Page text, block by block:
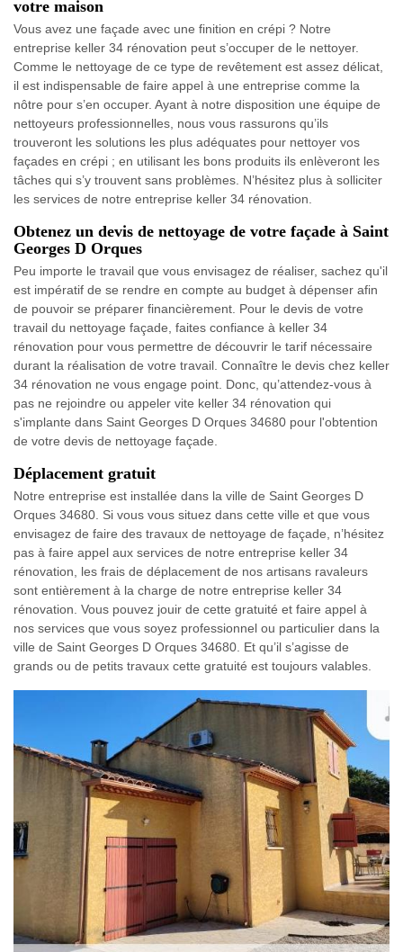
votre maison
Vous avez une façade avec une finition en crépi ? Notre
entreprise keller 34 rénovation peut s’occuper de le nettoyer.
Comme le nettoyage de ce type de revêtement est assez délicat,
il est indispensable de faire appel à une entreprise comme la
nôtre pour s’en occuper. Ayant à notre disposition une équipe de
nettoyeurs professionnelles, nous vous rassurons qu’ils
trouveront les solutions les plus adéquates pour nettoyer vos
façades en crépi ; en utilisant les bons produits ils enlèveront les
tâches qui s’y trouvent sans problèmes. N’hésitez plus à solliciter
les services de notre entreprise keller 34 rénovation.
Obtenez un devis de nettoyage de votre façade à Saint
Georges D Orques
Peu importe le travail que vous envisagez de réaliser, sachez qu'il
est impératif de se rendre en compte au budget à dépenser afin
de pouvoir se préparer financièrement. Pour le devis de votre
travail du nettoyage façade, faites confiance à keller 34
rénovation pour vous permettre de découvrir le tarif nécessaire
durant la réalisation de votre travail. Connaître le devis chez keller
34 rénovation ne vous engage point. Donc, qu’attendez-vous à
pas ne rejoindre ou appeler vite keller 34 rénovation qui
s'implante dans Saint Georges D Orques 34680 pour l'obtention
de votre devis de nettoyage façade.
Déplacement gratuit
Notre entreprise est installée dans la ville de Saint Georges D
Orques 34680. Si vous vous situez dans cette ville et que vous
envisagez de faire des travaux de nettoyage de façade, n’hésitez
pas à faire appel aux services de notre entreprise keller 34
rénovation, les frais de déplacement de nos artisans ravaleurs
sont entièrement à la charge de notre entreprise keller 34
rénovation. Vous pouvez jouir de cette gratuité et faire appel à
nos services que vous soyez professionnel ou particulier dans la
ville de Saint Georges D Orques 34680. Et qu’il s’agisse de
grands ou de petits travaux cette gratuité est toujours valables.